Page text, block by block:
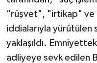
"rüşvet", "irtikap" ve
iddialarıyla yürütülen
yaklaşıldı.
adliyeye sevk edilen